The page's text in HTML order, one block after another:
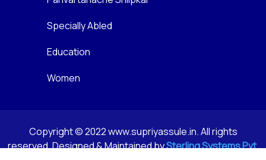
Specially Abled
Education
Women
Copyright © 2022 www.supriyassule.in. All rights
reserved. Designed & Maintained bySterling Systems Pvt.